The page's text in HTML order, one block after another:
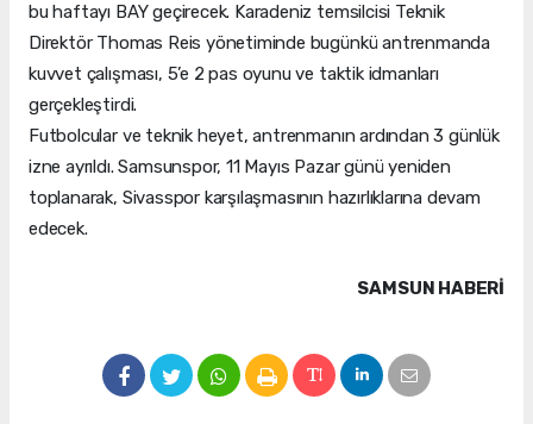
bu haftayı BAY geçirecek. Karadeniz temsilcisi Teknik
Direktör Thomas Reis yönetiminde bugünkü antrenmanda
kuvvet çalışması, 5’e 2 pas oyunu ve taktik idmanları
gerçekleştirdi.
Futbolcular ve teknik heyet, antrenmanın ardından 3 günlük
izne ayrıldı. Samsunspor, 11 Mayıs Pazar günü yeniden
toplanarak, Sivasspor karşılaşmasının hazırlıklarına devam
edecek.
SAMSUN HABERİ